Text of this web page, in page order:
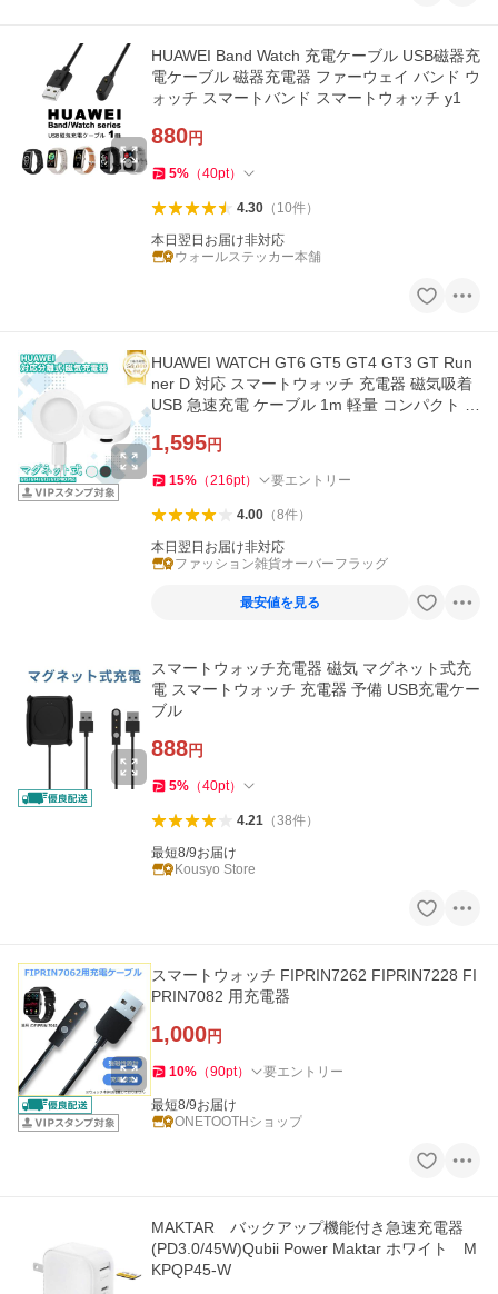
HUAWEI Band Watch 充電ケーブル USB磁器充
電ケーブル 磁器充電器 ファーウェイ バンド ウ
ォッチ スマートバンド スマートウォッチ y1
880円
5% （40pt）
4.30（ 10件）
本日翌日お届け非対応
ウォールステッカー本舗
HUAWEI WATCH GT6 GT5 GT4 GT3 GT Run
ner D 対応 スマートウォッチ 充電器 磁気吸着
USB 急速充電 ケーブル 1m 軽量 コンパクト 旅
1,595円
15% （216pt） 要エントリー
4.00（8件）
本日翌日お届け非対応
ファッション雑貨オーバーフラッグ
最安値を見る
スマートウォッチ充電器 磁気 マグネット式充
電 スマートウォッチ 充電器 予備 USB充電ケー
ブル
888円
5% （40pt）
4.21（38件）
最短8/9お届け
Kousyo Store
スマートウォッチ FIPRIN7262 FIPRIN7228 FI
PRIN7082 用充電器
1,000円
10% （90pt） 要エントリー
最短8/9お届け
ONETOOTHショップ
MAKTAR バックアップ機能付き急速充電器
(PD3.0/45W)Qubii Power Maktar ホワイト M
KPQP45-W